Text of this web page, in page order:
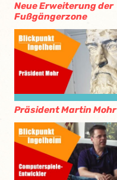
Neue Erweiterung der
Fußgängerzone
Präsident Martin Mohr